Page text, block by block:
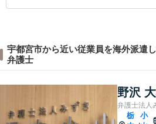
宇都宮市から近い従業員を海外派遣
弁護士
野沢
弁護士法人
栃
小